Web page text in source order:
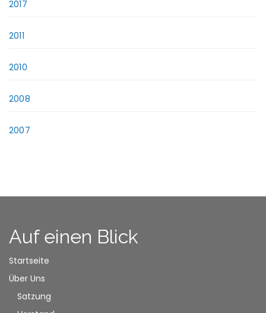
2017
2011
2010
2008
2007
Auf einen Blick
Startseite
Über Uns
Satzung